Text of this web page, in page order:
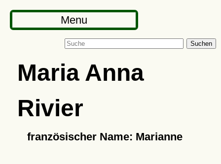
Menu
Suchen
Maria Anna
Rivier
französischer Name: Marianne